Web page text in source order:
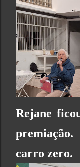
Rejane
carro zero.